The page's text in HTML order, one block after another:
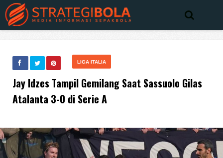
LIGA ITALIA
Jay Idzes Tampil Gemilang Saat Sassuolo Gilas
Atalanta 3-0 di Serie A